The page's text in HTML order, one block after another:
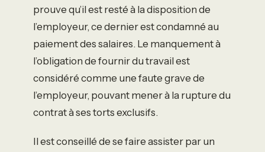
prouve qu’il est resté à la disposition de
l’employeur, ce dernier est condamné au
paiement des salaires. Le manquement à
l’obligation de fournir du travail est
considéré comme une faute grave de
l’employeur, pouvant mener à la rupture du
contrat à ses torts exclusifs.
Il est conseillé de se faire assister par un